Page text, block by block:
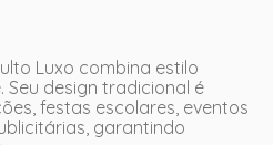
Luxo combina estilo
design tradicional é
festas escolares, eventos
garantindo